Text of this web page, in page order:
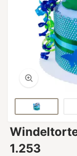
1.253